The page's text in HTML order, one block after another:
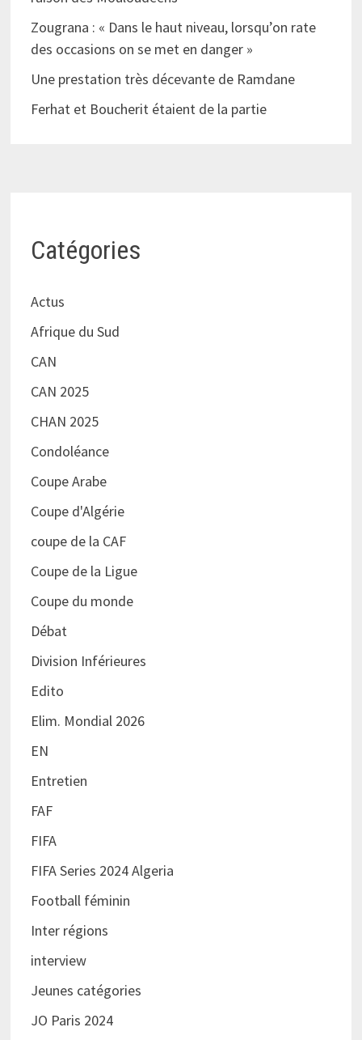
Zougrana : « Dans le haut niveau, lorsqu’on rate
des occasions on se met en danger »
Une prestation très décevante de Ramdane
Ferhat et Boucherit étaient de la partie
Catégories
Actus
Afrique du Sud
CAN
CAN 2025
CHAN 2025
Condoléance
Coupe Arabe
Coupe d'Algérie
coupe de la CAF
Coupe de la Ligue
Coupe du monde
Débat
Division Inférieures
Edito
Elim. Mondial 2026
EN
Entretien
FAF
FIFA
FIFA Series 2024 Algeria
Football féminin
Inter régions
interview
Jeunes catégories
JO Paris 2024